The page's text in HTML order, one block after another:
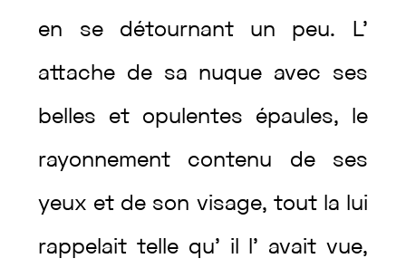
en se détournant un peu. L’
attache de sa nuque avec ses
belles et opulentes épaules, le
rayonnement contenu de ses
yeux et de son visage, tout la lui
rappelaittelle qu’ il l’ avait vue,